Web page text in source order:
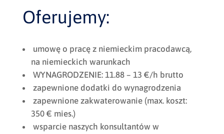
Oferujemy:
umowę o pracę z niemieckim pracodawcą,
na niemieckich warunkach
WYNAGRODZENIE: 11.88 – 13 €/h brutto
zapewnione dodatki do wynagrodzenia
zapewnione zakwaterowanie (max. koszt:
350 € mies.)
wsparcie naszych konsultantów w